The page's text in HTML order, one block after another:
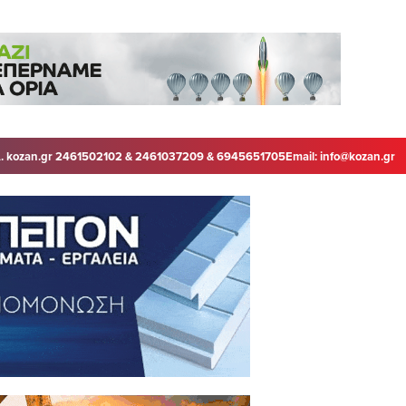
kozan.gr 2461502102 & 2461037209 & 6945651705Email:info@kozan.gr